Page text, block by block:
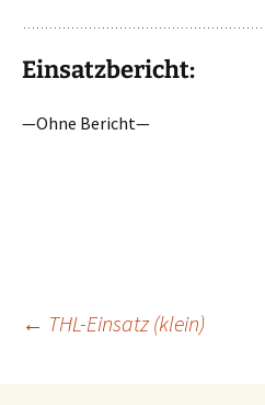
Einsatzbericht:
—Ohne Bericht—
← THL-Einsatz (klein)